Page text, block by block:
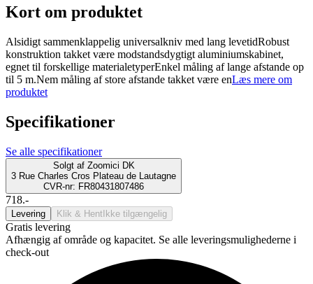
Kort om produktet
Alsidigt sammenklappelig universalkniv med lang levetidRobust
konstruktion takket være modstandsdygtigt aluminiumskabinet,
egnet til forskellige materialetyperEnkel måling af lange afstande op
til 5 m.Nem måling af store afstande takket være enLæs mere om
produktet
Specifikationer
Se alle specifikationer
Solgt af Zoomici DK
3 Rue Charles Cros Plateau de Lautagne
CVR-nr: FR80431807486
718.-
Levering Klik & Hent Ikke tilgængelig
Gratis levering
Afhængig af område og kapacitet. Se alle leveringsmulighederne i
check-out